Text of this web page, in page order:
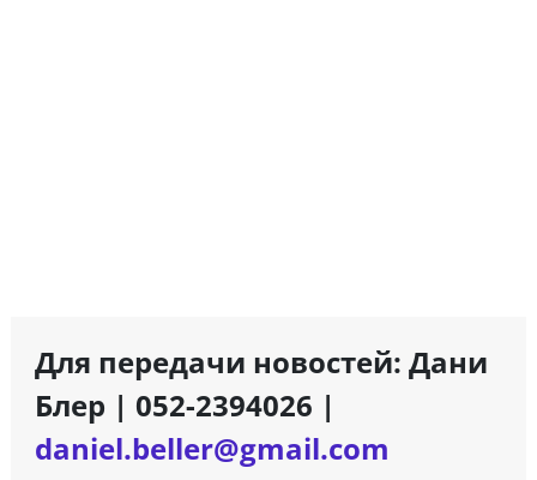
Для передачи новостей: Дани
Блер | 052-2394026 |
daniel.beller@gmail.com